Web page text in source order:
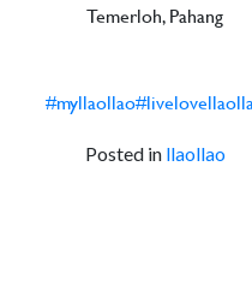
Temerloh, Pahang​
#myllaollao
Posted in llaollao